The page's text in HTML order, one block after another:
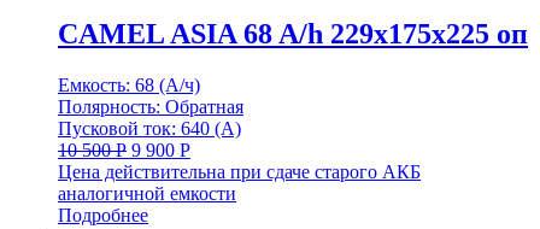
CAMEL ASIA 68 A/h 229x175x225 оп
Емкость: 68 (А/ч)
Полярность: Обратная
Пусковой ток: 640 (А)
10 500Р 9 900 Р
Цена действительна при сдаче старого АКБ
аналогичной емкости
Подробнее